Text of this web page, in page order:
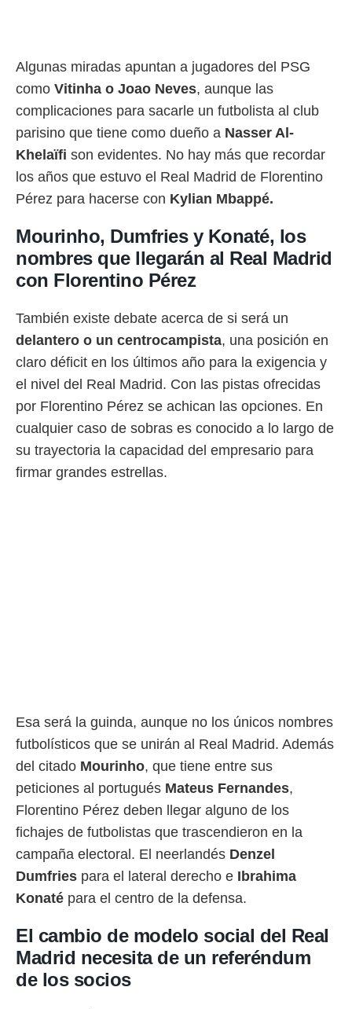
en
en
un
o acceder
perfiles
crear un
mediante
publicidad
de
1199
Algunas miradas apuntan a jugadores del PSG
como Vitinha o Joao Neves, aunque las
complicaciones para sacarle un futbolista al club
parisino que tiene como dueño a Nasser Al-
Khelaïfi son evidentes. No hay más que recordar
los años que estuvo el Real Madrid de Florentino
Pérez para hacerse con Kylian Mbappé.
Mourinho, Dumfries y Konaté, los
nombres que llegarán al Real Madrid
con Florentino Pérez
También existe debate acerca de si será un
delantero o un centrocampista, una posición en
claro déficit en los últimos año para la exigencia y
el nivel del Real Madrid. Con las pistas ofrecidas
por Florentino Pérez se achican las opciones. En
cualquier caso de sobras es conocido a lo largo de
su trayectoria la capacidad del empresario para
firmar grandes estrellas.
Esa será la guinda, aunque no los únicos nombres
futbolísticos que se unirán al Real Madrid. Además
del citado Mourinho, que tiene entre sus
peticiones al portugués Mateus Fernandes,
Florentino Pérez deben llegar alguno de los
fichajes de futbolistas que trascendieron en la
campaña electoral. El neerlandés Denzel
Dumfries para el lateral derecho e Ibrahima
Konaté para el centro de la defensa.
El cambio de modelo social del Real
Madrid necesita de un referéndum
de los socios